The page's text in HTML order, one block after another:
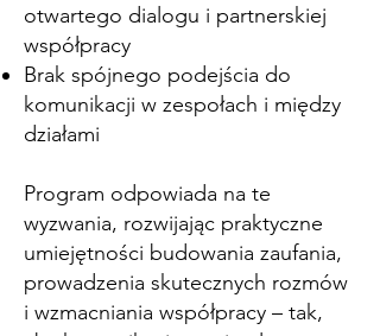
otwartego dialogu i partnerskiej
współpracy
Brak spójnego podejścia do
komunikacji w zespołach i między
działami
Program odpowiada na te
wyzwania, rozwijając praktyczne
umiejętności budowania zaufania,
prowadzenia skutecznych rozmów
i wzmacniania współpracy – tak,